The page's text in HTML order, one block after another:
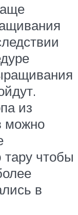
из
можно
тару чтобы
в